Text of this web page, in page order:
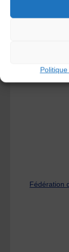
Fédération